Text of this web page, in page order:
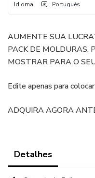
Idioma: Português
AUMENTE SUA
PACK DE MOLDURAS,
MOSTRAR PARA O
Edite apenas para
ADQUIRA AGORA
Detalhes